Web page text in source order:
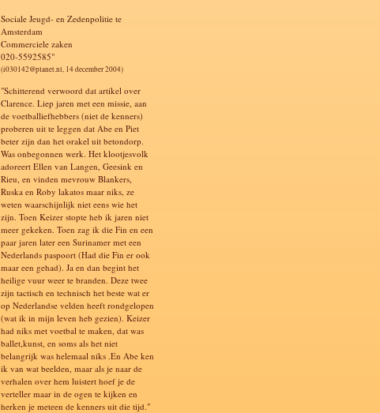
Sociale Jeugd- en Zedenpolitie te
Amsterdam
Commerciele zaken
020-5592585"
(i030142@planet.nl, 14 december 2004)
"Schitterend verwoord dat artikel over
Clarence. Liep jaren met een missie, aan
de voetballiefhebbers (niet de kenners)
proberen uit te leggen dat Abe en Piet
beter zijn dan het orakel uit betondorp.
Was onbegonnen werk. Het klootjesvolk
adoreert Ellen van Langen, Geesink en
Rieu, en vinden mevrouw Blankers,
Ruska en Roby lakatos maar niks, ze
weten waarschijnlijk niet eens wie het
zijn. Toen Keizer stopte heb ik jaren niet
meer gekeken. Toen zag ik die Fin en een
paar jaren later een Surinamer met een
Nederlands paspoort (Had die Fin er ook
maar een gehad). Ja en dan begint het
heilige vuur weer te branden. Deze twee
zijn tactisch en technisch het beste wat er
op Nederlandse velden heeft rondgelopen
(wat ik in mijn leven heb gezien). Keizer
had niks met voetbal te maken, dat was
ballet,kunst, en soms als het niet
belangrijk was helemaal niks .En Abe ken
ik van wat beelden, maar als je naar de
verhalen over hem luistert hoef je de
verteller maar in de ogen te kijken en
herken je meteen de kenners uit die tijd."